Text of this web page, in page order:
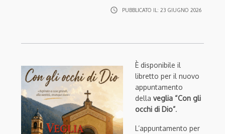
access_time PUBBLICATO IL: 23 GIUGNO 2026
È disponibile il
libretto per il nuovo
appuntamento
della veglia “Con gli
occhi di Dio”.
L’appuntamento per